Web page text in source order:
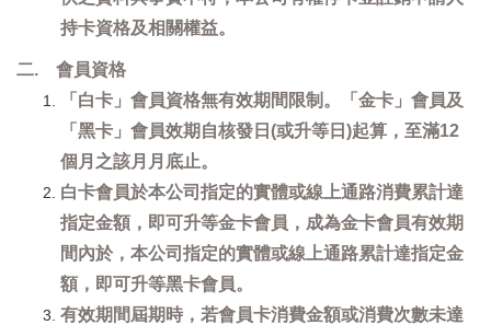
持卡資格及相關權益。
二. 會員資格
「白卡」會員資格無有效期間限制。「金卡」會員及
「黑卡」會員效期自核發日(或升等日)起算，至滿12
個月之該月月底止。
白卡會員於本公司指定的實體或線上通路消費累計達
指定金額，即可升等金卡會員，成為金卡會員有效期
間內於，本公司指定的實體或線上通路累計達指定金
額，即可升等黑卡會員。
有效期間屆期時，若會員卡消費金額或消費次數未達